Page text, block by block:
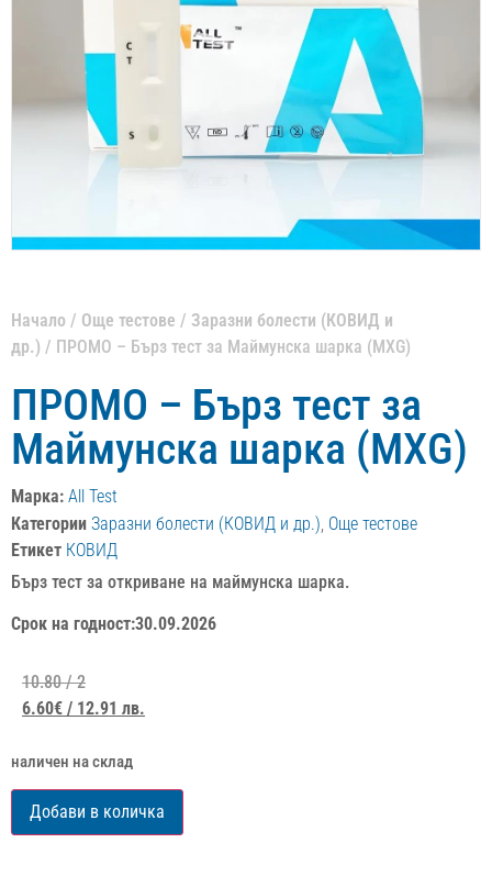
Начало / Още тестове / Заразни болести (КОВИД и
др.) / ПРОМО – Бърз тест за Маймунска шарка (MXG)
ПРОМО – Бърз тест за
Маймунска шарка (MXG)
Марка: All Test
Категории Заразни болести (КОВИД и др.) Още тестове
Етикет КОВИД
Бърз тест за откриване на маймунска шарка.
Срок на годност:30.09.2026
10.80/ 2
6.60€ / 12.91 лв.
наличен на склад
Добави в количка